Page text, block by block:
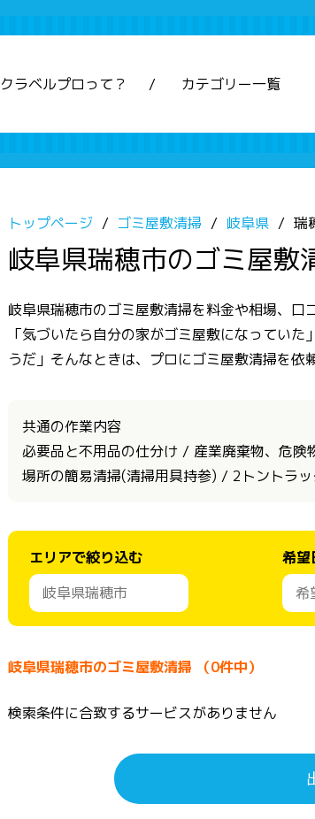
クラベルプロって？ カテゴリー一覧
トップページ ゴミ屋敷清掃 岐阜県 瑞
岐阜県瑞穂市のゴミ屋敷
岐阜県瑞穂市のゴミ屋敷清掃を料金や相場、口
「気づいたら自分の家がゴミ屋敷になってい
うだ」そんなときは、プロにゴミ屋敷清掃を依
共通の作業内容
必要品と不用品の仕分け / 産業廃棄物、危
場所の簡易清掃(清掃用具持参) / 2トントラ
エリアで絞り込む
希望
岐阜県瑞穂市のゴミ屋敷清掃 （0件中）
検索条件に合致するサービスがありません